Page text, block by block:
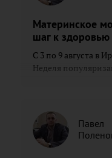
Материнское
шаг к здоровью
С 3 по 9 августа в
Неделя
Павел